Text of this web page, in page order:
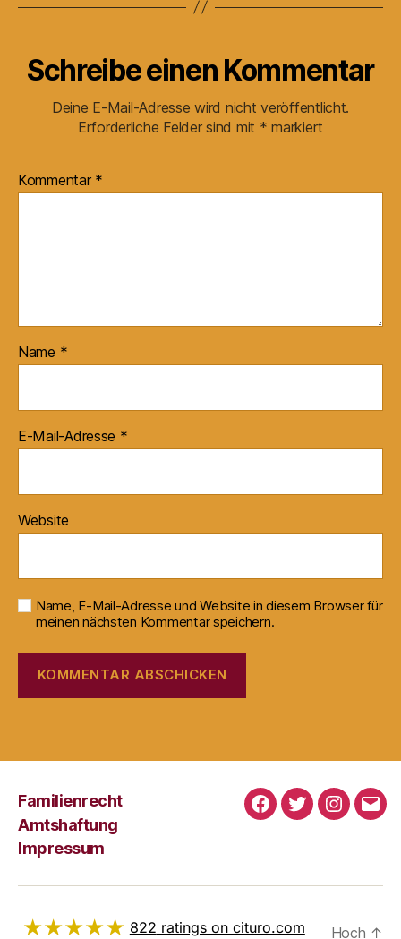
Schreibe einen Kommentar
Deine E-Mail-Adresse wird nicht veröffentlicht.
Erforderliche Felder sind mit * markiert
Kommentar *
Name *
E-Mail-Adresse *
Website
Name, E-Mail-Adresse und Website in diesem Browser für
meinen nächsten Kommentar speichern.
Familienrecht
Amtshaftung
Impressum
Facebook
Twitter
E-
★★★★★ 822 ratings on cituro.com Hoch ↑